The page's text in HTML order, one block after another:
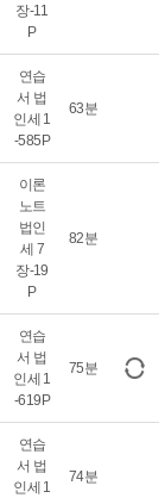
장-11
P
연습
서 법
인세 1
-585P
63분
이론
노트
법인
세 7
장-19
P
82분
연습
서 법
인세 1
-619P
75분
연습
서 법
인세 1
74분